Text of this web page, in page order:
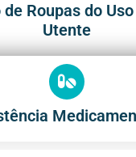
Roupas do
Utente